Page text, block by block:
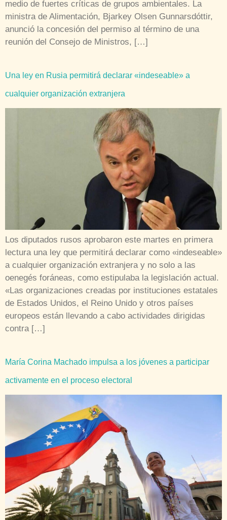
medio de fuertes críticas de grupos ambientales. La
ministra de Alimentación, Bjarkey Olsen Gunnarsdóttir,
anunció la concesión del permiso al término de una
reunión del Consejo de Ministros, […]
Una ley en Rusia permitirá declarar «indeseable» a
cualquier organización extranjera
Los diputados rusos aprobaron este martes en primera
lectura una ley que permitirá declarar como «indeseable»
a cualquier organización extranjera y no solo a las
oenegés foráneas, como estipulaba la legislación actual.
«Las organizaciones creadas por instituciones estatales
de Estados Unidos, el Reino Unido y otros países
europeos están llevando a cabo actividades dirigidas
contra […]
María Corina Machado impulsa a los jóvenes a participar
activamente en el proceso electoral